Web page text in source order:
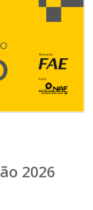
2026